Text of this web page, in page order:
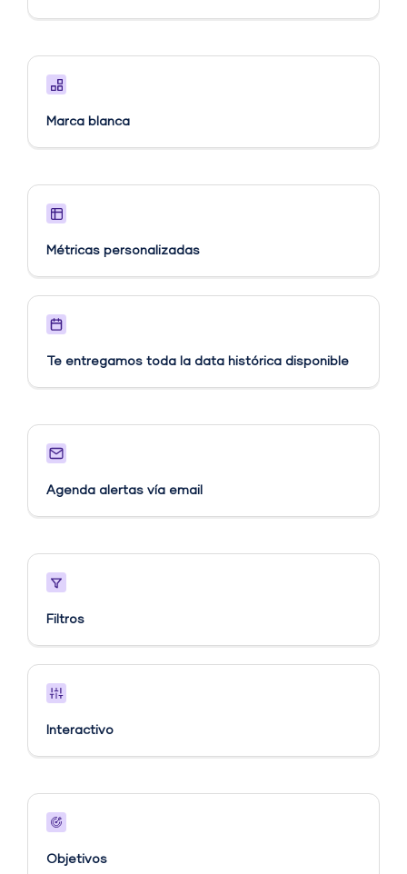
Marca blanca
Métricas personalizadas​
Te entregamos toda la data histórica disponible
Agenda alertas vía email​
Filtros
Interactivo
Objetivos​